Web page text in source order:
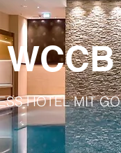
HOTEL MIT